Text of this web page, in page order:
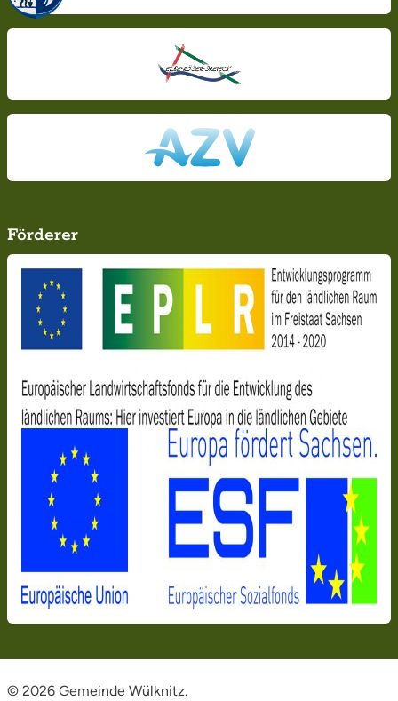
Förderer
© 2026 Gemeinde Wülknitz.